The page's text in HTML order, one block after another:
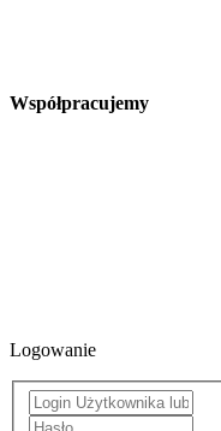
Współpracujemy
Logowanie